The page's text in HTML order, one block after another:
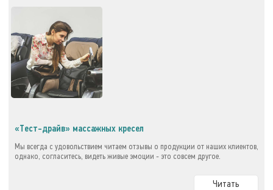
«Тест-драйв» массажных кресел
Мы всегда с удовольствием читаем отзывы о продукции от наших клиентов,
однако, согласитесь, видеть живые эмоции - это совсем другое.
Читать